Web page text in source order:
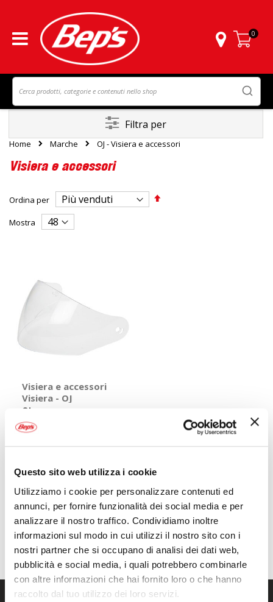
Questo sito web utilizza i cookie
Utilizziamo i cookie per personalizzare contenuti ed
annunci, per fornire funzionalità dei social media e per
analizzare il nostro traffico. Condividiamo inoltre
informazioni sul modo in cui utilizzi il nostro sito con i
nostri partner che si occupano di analisi dei dati web,
pubblicità e social media, i quali potrebbero combinarle
con altre informazioni che hai fornito loro o che hanno
raccolto dal tuo utilizzo dei loro servizi.
Carrello
0
Home Marche OJ - Visiera e accessori
Visiera e accessori
Ordina per
Imposta
Mostra
Visiera e accessori
Visiera - OJ
OJ
Trasparente
online
Mostra
Filtra per